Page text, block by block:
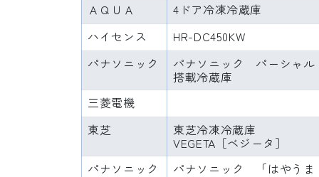
ＡＱＵＡ
4ドア冷凍冷蔵庫
ハイセンス
HR-DC450KW
パナソニック
パナソニック パーシャル
搭載冷蔵庫
三菱電機
東芝
東芝冷凍冷蔵庫
VEGETA［ベジータ］
パナソニック
パナソニック 「はやうま